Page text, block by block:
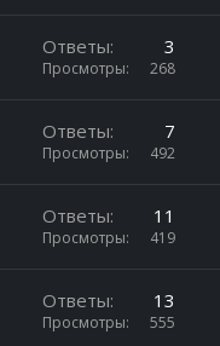
Ответы 3
Просмотры 268
Ответы 7
Просмотры 492
Ответы 11
Просмотры 419
Ответы 13
Просмотры 555